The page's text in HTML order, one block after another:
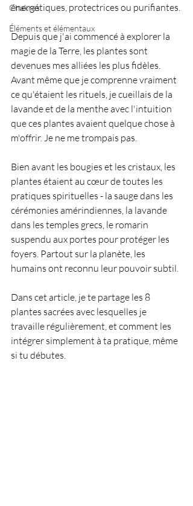
Chakras
Éléments et élémentaux
énergétiques, protectrices ou purifiantes.
Depuis que j'ai commencé à explorer la
magie de la Terre, les plantes sont
devenues mes alliées les plus fidèles.
Avant même que je comprenne vraiment
ce qu'étaient les rituels, je cueillais de la
lavande et de la menthe avec l'intuition
que ces plantes avaient quelque chose à
m'offrir. Je ne me trompais pas.
Bien avant les bougies et les cristaux, les
plantes étaient au cœur de toutes les
pratiques spirituelles - la sauge dans les
cérémonies amérindiennes, la lavande
dans les temples grecs, le romarin
suspendu aux portes pour protéger les
foyers. Partout sur la planète, les
humains ont reconnu leur pouvoir subtil.
Dans cet article, je te partage les 8
plantes sacrées avec lesquelles je
travaille régulièrement, et comment les
intégrer simplement à ta pratique, même
si tu débutes.